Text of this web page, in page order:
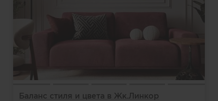
Баланс стиля и цвета в Жк.Линкор